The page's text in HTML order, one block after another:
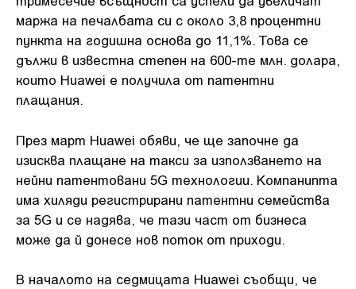
маржа на печалбата си с около 3,8 процентни
пункта на годишна основа до 11,1%. Това се
дължи в известна степен на 600-те млн. долара,
които Huawei е получила от патентни
плащания.
През март Huawei обяви, че ще започне да
изисква плащане на такси за използването на
нейни патентовани 5G технологии. Компанипта
има хиляди регистрирани патентни семейства
за 5G и се надява, че тази част от бизнеса
може да й донесе нов поток от приходи.
В началото на седмицата Huawei съобщи, че